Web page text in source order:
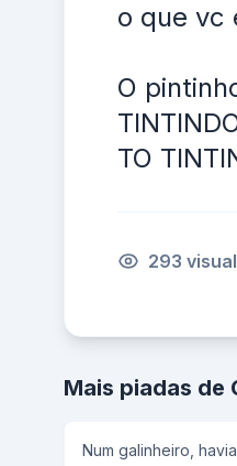
o que vc
O
TO
293
Mais piadas de
Num galinheiro,